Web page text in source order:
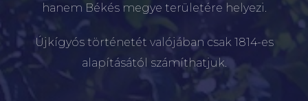
hanem Békés megye területére helyezi.
Újkígyós történetét valójában csak 1814-es
alapításától számíthatjuk.